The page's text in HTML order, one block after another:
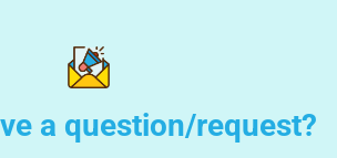
a question/request?